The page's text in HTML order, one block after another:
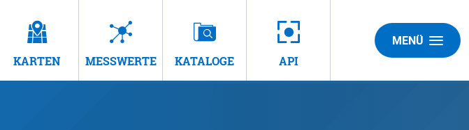
KARTEN MESSWERTE KATALOGE API
MENÜ